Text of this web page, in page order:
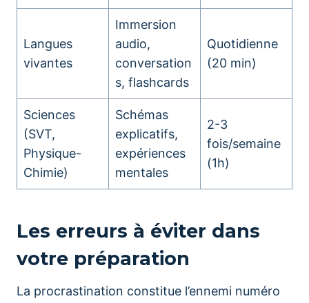
Langues
vivantes
Immersion
audio,
conversation
s, flashcards
Quotidienne
(20 min)
Sciences
(SVT,
Physique-
Chimie)
Schémas
explicatifs,
expériences
mentales
2-3
fois/semaine
(1h)
Les erreurs à éviter dans
votre préparation
La procrastination constitue l’ennemi numéro